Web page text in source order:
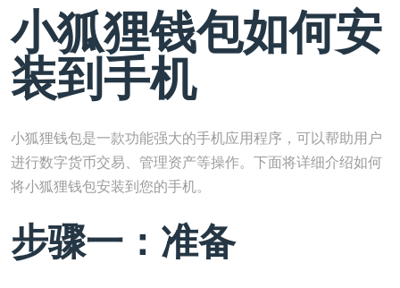
小狐狸钱包如何安
装到手机
小狐狸钱包是一款功能强大的手机应用程序，可以帮助用户
进行数字货币交易、管理资产等操作。下面将详细介绍如何
将小狐狸钱包安装到您的手机。
步骤一：准备